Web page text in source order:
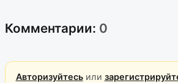
Комментарии: 0
Авторизуйтесьили